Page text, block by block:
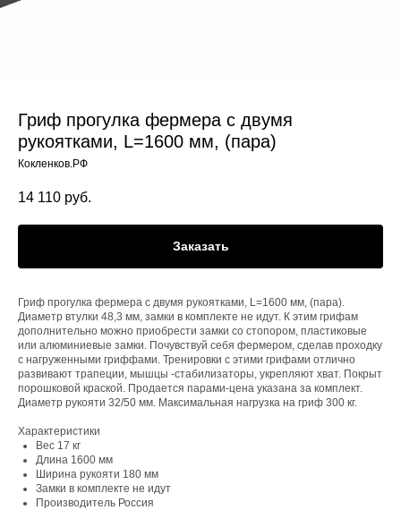
Гриф прогулка фермера с двумя
рукоятками, L=1600 мм, (пара)
Кокленков.РФ
14 110 руб.
Заказать
Гриф прогулка фермера с двумя рукоятками, L=1600 мм, (пара).
Диаметр втулки 48,3 мм, замки в комплекте не идут. К этим грифам
дополнительно можно приобрести замки со стопором, пластиковые
или алюминиевые замки. Почувствуй себя фермером, сделав проходку
с нагруженными гриффами. Тренировки с этими грифами отлично
развивают трапеции, мышцы -стабилизаторы, укрепляют хват. Покрыт
порошковой краской. Продается парами-цена указана за комплект.
Диаметр рукояти 32/50 мм. Максимальная нагрузка на гриф 300 кг.
Характеристики
Вес 17 кг
Длина 1600 мм
Ширина рукояти 180 мм
Замки в комплекте не идут
Производитель Россия